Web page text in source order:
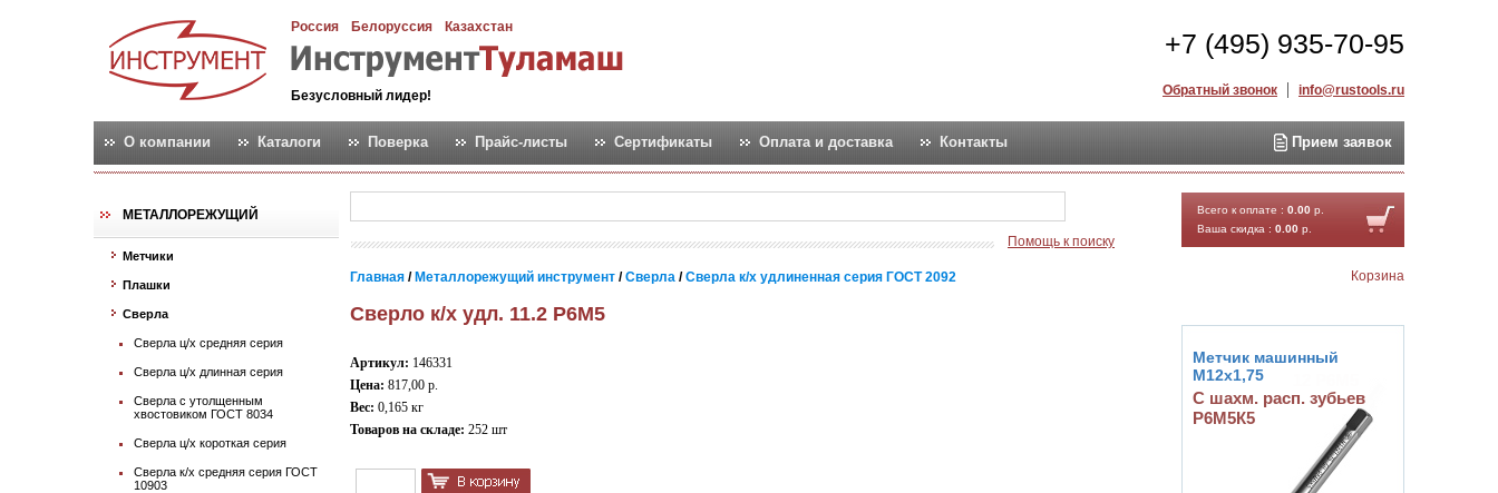
Россия Белоруссия Казахстан
Безусловный лидер!
+7 (495) 935-70-95
Обратный звонок info@rustools.ru
О компании Каталоги Поверка Прайс-листы Сертификаты Оплата и доставка Контакты Прием заявок
МЕТАЛЛОРЕЖУЩИЙ
Метчики
Плашки
Сверла
Сверла ц/х средняя серия
Сверла ц/х длинная серия
Сверла с утолщенным
хвостовиком ГОСТ 8034
Сверла ц/х короткая серия
Сверла к/х средняя серия ГОСТ
10903
Помощь к поиску
Всего к оплате : 0.00 р.
Ваша скидка : 0.00 р.
Корзина
Главная / Металлорежущий инструмент /Сверла /Сверла к/х удлиненная серия ГОСТ 2092
Сверло к/х удл. 11.2 Р6М5
Артикул: 146331
Цена: 817,00 р.
Вес: 0,165 кг
Товаров на складе: 252 шт
Метчик машинный
М12х1,75
С шахм. расп. зубьев
Р6М5К5